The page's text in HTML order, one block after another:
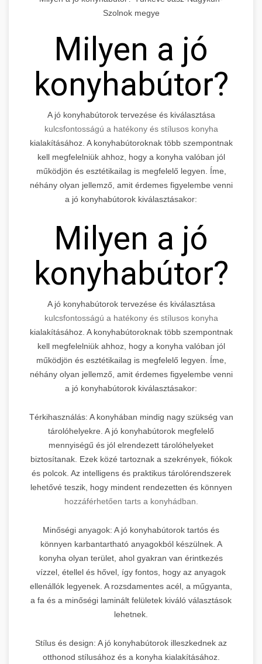
Szolnok megye
Milyen a jó
konyhabútor?
A jó konyhabútorok tervezése és kiválasztása
kulcsfontosságú a hatékony és stílusos konyha
kialakításához. A konyhabútoroknak több szempontnak
kell megfelelniük ahhoz, hogy a konyha valóban jól
működjön és esztétikailag is megfelelő legyen. Íme,
néhány olyan jellemző, amit érdemes figyelembe venni
a jó konyhabútorok kiválasztásakor:
Milyen a jó
konyhabútor?
A jó konyhabútorok tervezése és kiválasztása
kulcsfontosságú a hatékony és stílusos konyha
kialakításához. A konyhabútoroknak több szempontnak
kell megfelelniük ahhoz, hogy a konyha valóban jól
működjön és esztétikailag is megfelelő legyen. Íme,
néhány olyan jellemző, amit érdemes figyelembe venni
a jó konyhabútorok kiválasztásakor:
Térkihasználás: A konyhában mindig nagy szükség van
tárolóhelyekre. A jó konyhabútorok megfelelő
mennyiségű és jól elrendezett tárolóhelyeket
biztosítanak. Ezek közé tartoznak a szekrények, fiókok
és polcok. Az intelligens és praktikus tárolórendszerek
lehetővé teszik, hogy mindent rendezetten és könnyen
hozzáférhetően tarts a konyhádban.
Minőségi anyagok: A jó konyhabútorok tartós és
könnyen karbantartható anyagokból készülnek. A
konyha olyan terület, ahol gyakran van érintkezés
vízzel, étellel és hővel, így fontos, hogy az anyagok
ellenállók legyenek. A rozsdamentes acél, a műgyanta,
a fa és a minőségi laminált felületek kiváló választások
lehetnek.
Stílus és design: A jó konyhabútorok illeszkednek az
otthonod stílusához és a konyha kialakításához.